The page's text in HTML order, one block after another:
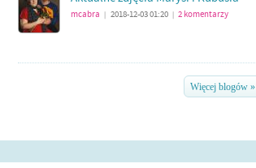
mcabra 2018-12-03 01:20 2 komentarzy
Więcej blogów »